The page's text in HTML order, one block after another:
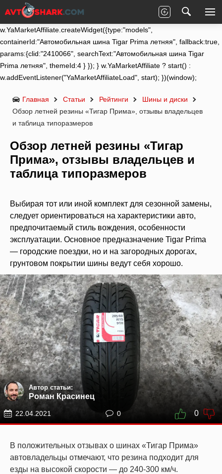
(function (w) { function start() {
w.removeEventListener("YaMarketAffiliateLoad", start);
w.YaMarketAffiliate.createWidget({type:"models",
containerId:"Автомобильная шина Tigar Prima летняя", fallback:true,
params:{clid:"2410066", searchText:"Автомобильная шина Tigar
Prima летняя", themeId:4 } }); } w.YaMarketAffiliate ? start() :
w.addEventListener("YaMarketAffiliateLoad", start); })(window);
Главная Статьи Рейтинги
Шины и диски
Обзор летней резины «Тигар Прима», отзывы владельцев
и таблица типоразмеров
Обзор летней резины «Тигар
Прима», отзывы владельцев и
таблица типоразмеров
Выбирая тот или иной комплект для сезонной замены,
следует ориентироваться на характеристики авто,
предпочитаемый стиль вождения, особенности
эксплуатации. Основное предназначение Tigar Prima
— городские поездки, но и на загородных дорогах,
грунтовом покрытии шины ведут себя хорошо.
Автор статьи:
Роман Красинец
22.04.2021 0 0
В положительных отзывах о шинах «Тигар Прима»
автовладельцы отмечают, что резина подходит для
езды на высокой скорости — до 240-300 км/ч.